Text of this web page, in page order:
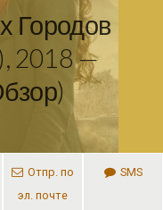
Городов
2018 —
Отпр. по
эл. почте
SMS